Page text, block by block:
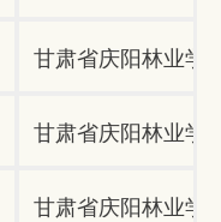
甘肃省庆阳林业学
甘肃省庆阳林业学
甘肃省庆阳林业学